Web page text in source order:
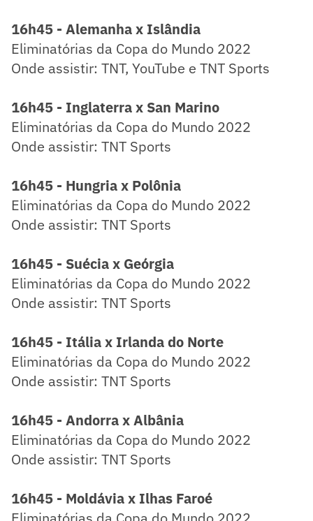
16h45 - Alemanha x Islândia
Eliminatórias da Copa do Mundo 2022
Onde assistir: TNT, YouTube e TNT Sports
16h45 - Inglaterra x San Marino
Eliminatórias da Copa do Mundo 2022
Onde assistir: TNT Sports
16h45 - Hungria x Polônia
Eliminatórias da Copa do Mundo 2022
Onde assistir: TNT Sports
16h45 - Suécia x Geórgia
Eliminatórias da Copa do Mundo 2022
Onde assistir: TNT Sports
16h45 - Itália x Irlanda do Norte
Eliminatórias da Copa do Mundo 2022
Onde assistir: TNT Sports
16h45 - Andorra x Albânia
Eliminatórias da Copa do Mundo 2022
Onde assistir: TNT Sports
16h45 - Moldávia x Ilhas Faroé